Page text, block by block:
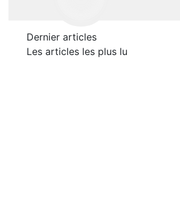
Dernier articles
Les articles les plus lu